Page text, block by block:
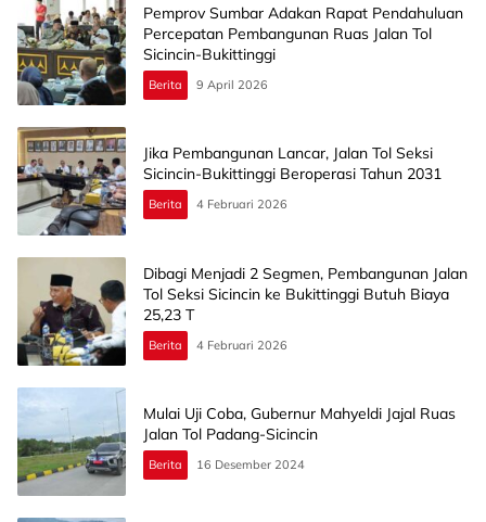
Pemprov Sumbar Adakan Rapat Pendahuluan
Percepatan Pembangunan Ruas Jalan Tol
Sicincin-Bukittinggi
Berita 9 April 2026
Jika Pembangunan Lancar, Jalan Tol Seksi
Sicincin-Bukittinggi Beroperasi Tahun 2031
Berita 4 Februari 2026
Dibagi Menjadi 2 Segmen, Pembangunan Jalan
Tol Seksi Sicincin ke Bukittinggi Butuh Biaya
25,23 T
Berita 4 Februari 2026
Mulai Uji Coba, Gubernur Mahyeldi Jajal Ruas
Jalan Tol Padang-Sicincin
Berita 16 Desember 2024